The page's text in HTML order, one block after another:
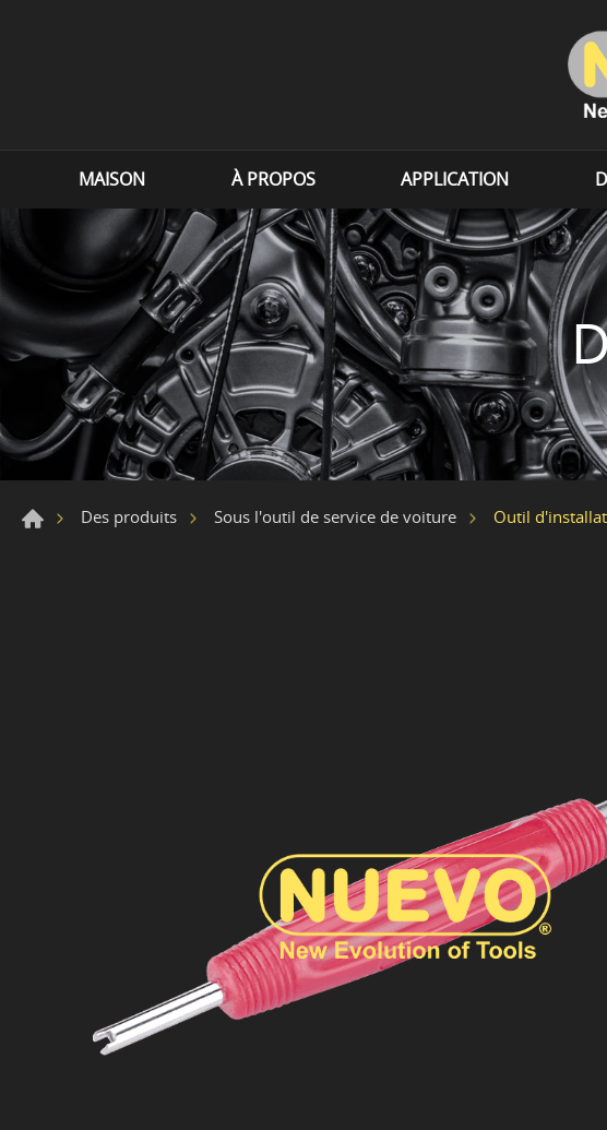
MAISON À PROPOS APPLICATION
Des produits Sous l'outil de service de voiture Outil